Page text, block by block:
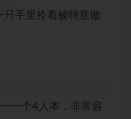
手里拎着被特意做
一个4人本，非常容